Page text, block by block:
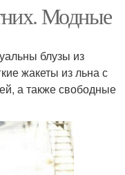
Модные
блузы из
жакеты из льна с
а также свободные